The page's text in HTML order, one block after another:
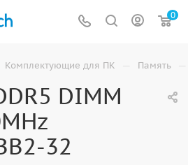
0
Комплектующие для ПК — Память —
DIMM
32